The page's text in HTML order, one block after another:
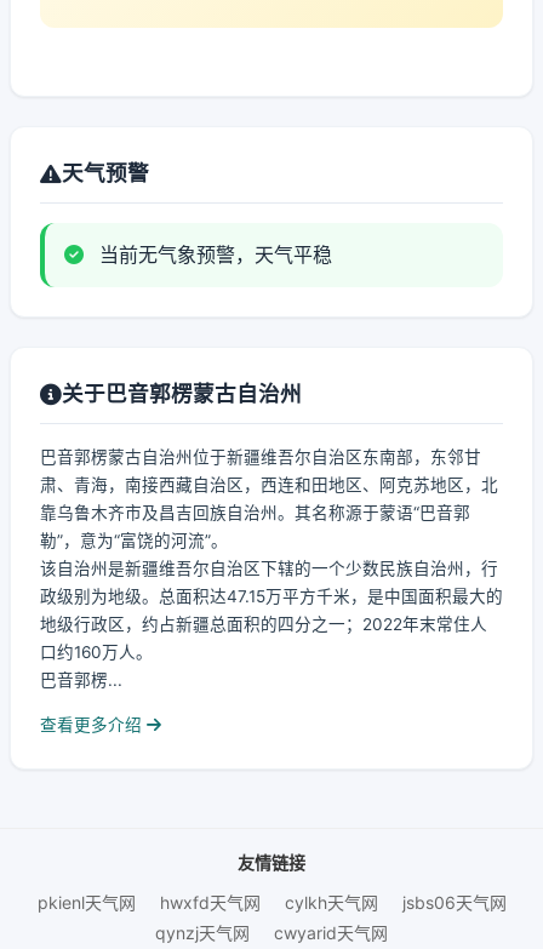
天气预警
当前无气象预警，天气平稳
关于巴音郭楞蒙古自治州
巴音郭楞蒙古自治州位于新疆维吾尔自治区东南部，东邻甘
肃、青海，南接西藏自治区，西连和田地区、阿克苏地区，北
靠乌鲁木齐市及昌吉回族自治州。其名称源于蒙语“巴音郭
勒”，意为“富饶的河流”。
该自治州是新疆维吾尔自治区下辖的一个少数民族自治州，行
政级别为地级。总面积达47.15万平方千米，是中国面积最大的
地级行政区，约占新疆总面积的四分之一；2022年末常住人
口约160万人。
巴音郭楞...
查看更多介绍
友情链接
pkienl天气网
hwxfd天气网 cylkh天气网
jsbs06天气网
qynzj天气网
cwyarid天气网